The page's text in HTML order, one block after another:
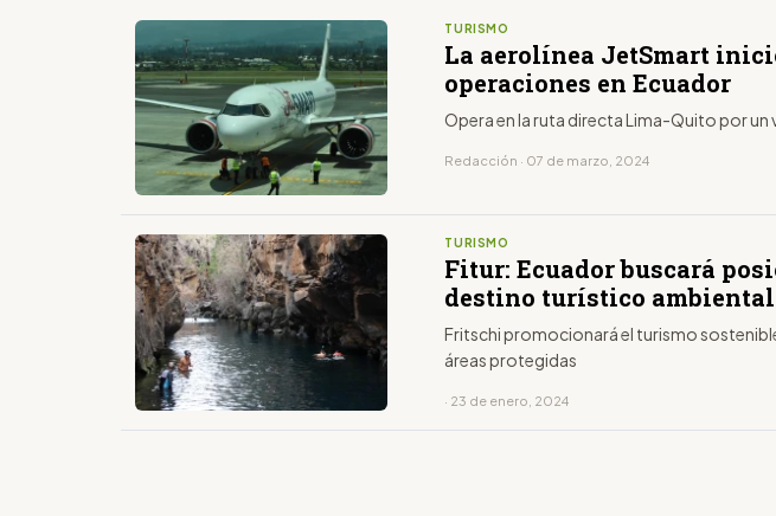
TURISMO
La aerolínea JetSmart
operaciones en Ecuador
Opera en la ruta directa Lima-Quito por un
Redacción · 07 de marzo, 2024
TURISMO
Fitur: Ecuador buscará
destino turístico ambiental
Fritschi promocionará el turismo
áreas protegidas
· 23 de enero, 2024